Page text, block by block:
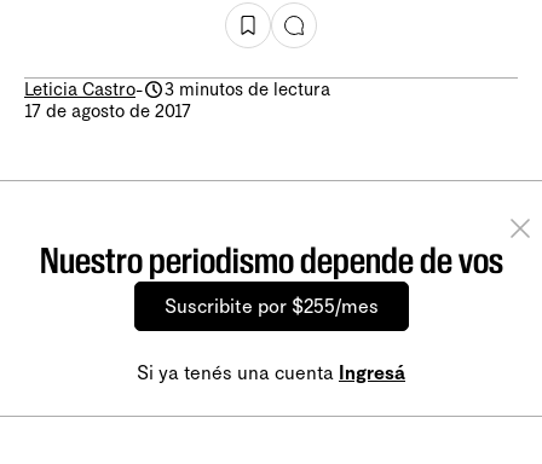
Leticia Castro-
3 minutos de lectura
17 de agosto de 2017
Nuestro periodismo depende de vos
Suscribite por $255/mes
Si ya tenés una cuenta Ingresá